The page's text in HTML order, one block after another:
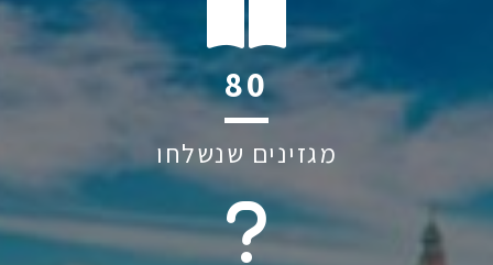
114
מגזינים שנשלחו